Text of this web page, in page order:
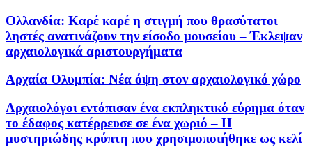
Ολλανδία: Καρέ καρέ η στιγμή που θρασύτατοι
ληστές ανατινάζουν την είσοδο μουσείου – Έκλεψαν
αρχαιολογικά αριστουργήματα
Αρχαία Ολυμπία: Νέα όψη στον αρχαιολογικό χώρο
Αρχαιολόγοι εντόπισαν ένα εκπληκτικό εύρημα όταν
το έδαφος κατέρρευσε σε ένα χωριό – Η
μυστηριώδης κρύπτη που χρησιμοποιήθηκε ως κελί